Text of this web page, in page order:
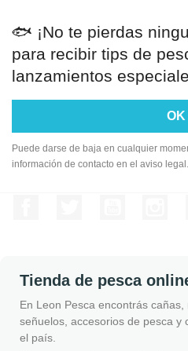
🐟 ¡No te pierdas
para recibir tips de
lanzamientos
Puede darse de baja en cualquier
información de contacto en el aviso legal.
Tienda de pesca
En Leon Pesca encontrás cañas,
señuelos, accesorios de pesca y
el país.